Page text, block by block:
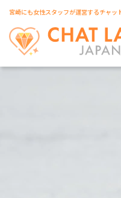
宮崎にも女性スタッフが運営するチャッ